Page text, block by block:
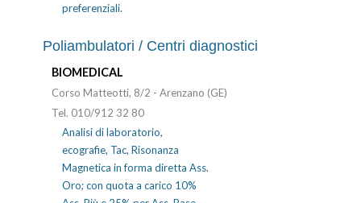
preferenziali.
Poliambulatori / Centri diagnostici
BIOMEDICAL
Corso Matteotti, 8/2 - Arenzano (GE)
Tel. 010/912 32 80
Analisi di laboratorio,
ecografie, Tac, Risonanza
Magnetica in forma diretta Ass.
Oro; con quota a carico 10%